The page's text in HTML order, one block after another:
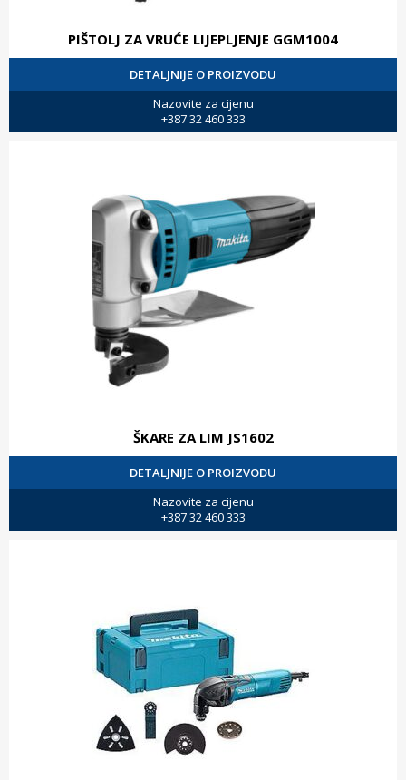
PIŠTOLJ ZA VRUĆE LIJEPLJENJE GGM1004
DETALJNIJE O PROIZVODU
Nazovite za cijenu
+387 32 460 333
ŠKARE ZA LIM JS1602
DETALJNIJE O PROIZVODU
Nazovite za cijenu
+387 32 460 333